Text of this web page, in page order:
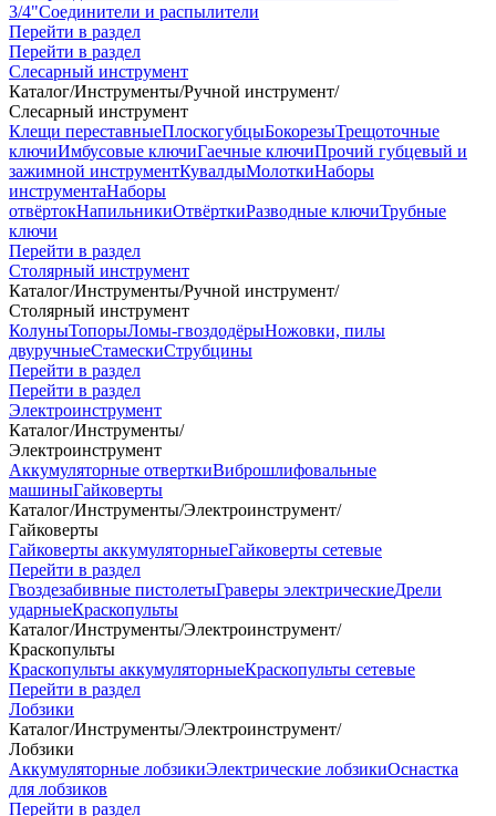
3/4"Соединители и распылители
Перейти в раздел
Перейти в раздел
Слесарный инструмент
Каталог/Инструменты/Ручной инструмент/
Слесарный инструмент
Клещи переставныеПлоскогубцыБокорезыТрещоточные
ключиИмбусовые ключиГаечные ключиПрочий губцевый и
зажимной инструментКувалдыМолоткиНаборы
инструментаНаборы
отвёртокНапильникиОтвёрткиРазводные ключиТрубные
ключи
Перейти в раздел
Столярный инструмент
Каталог/Инструменты/Ручной инструмент/
Столярный инструмент
КолуныТопорыЛомы-гвоздодёрыНожовки, пилы
двуручныеСтамескиСтрубцины
Перейти в раздел
Перейти в раздел
Электроинструмент
Каталог/Инструменты/
Электроинструмент
Аккумуляторные отверткиВиброшлифовальные
машиныГайковерты
Каталог/Инструменты/Электроинструмент/
Гайковерты
Гайковерты аккумуляторныеГайковерты сетевые
Перейти в раздел
Гвоздезабивные пистолетыГраверы электрическиеДрели
ударныеКраскопульты
Каталог/Инструменты/Электроинструмент/
Краскопульты
Краскопульты аккумуляторныеКраскопульты сетевые
Перейти в раздел
Лобзики
Каталог/Инструменты/Электроинструмент/
Лобзики
Аккумуляторные лобзикиЭлектрические лобзикиОснастка
для лобзиков
Перейти в раздел